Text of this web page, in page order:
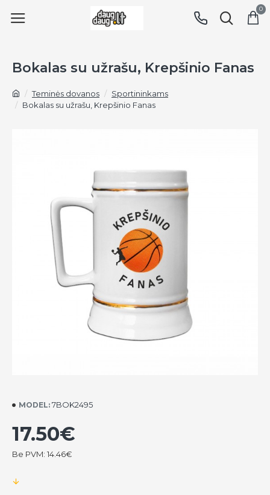
0
Teminės dovanos
Sportininkams
Bokalas su užrašu, Krepšinio Fanas
Bokalas su užrašu, Krepšinio Fanas
MODEL: 7BOK2495
17.50€
Be PVM: 14.46€